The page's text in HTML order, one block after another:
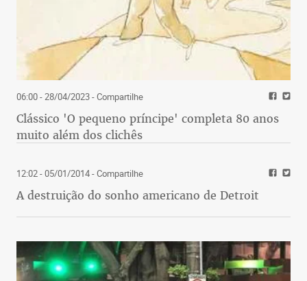
06:00 - 28/04/2023- Compartilhe
Clássico 'O pequeno príncipe' completa 80 anos
muito além dos clichês
12:02 - 05/01/2014- Compartilhe
A destruição do sonho americano de Detroit